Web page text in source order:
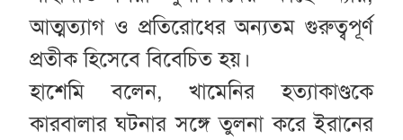
আত্মত্যাগ ও প্রতিরোধের অন্যতম গুরুত্বপূর্ণ
প্রতীক হিসেবে বিবেচিত হয়।
হাশেমি বলেন, খামেনির হত্যাকাণ্ডকে
কারবালার ঘটনার সঙ্গে তুলনা করে ইরানের